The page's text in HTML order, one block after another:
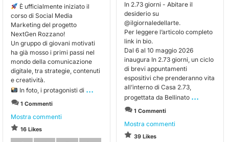
In 2.73 giorni - Abitare il
desiderio su
@ilgiornaledellarte.
Per leggere l’articolo completo
link in bio.
Dal 6 al 10 maggio 2026
inaugura In 2.73 giorni, un ciclo
di brevi appuntamenti
espositivi che prenderanno vita
all’interno di Casa 2.73,
progettata da Bellinato ...
1 Commenti
Mostra commenti
39 Likes
È ufficialmente iniziato il
corso di Social Media
Marketing del progetto
NextGen Rozzano!
Un gruppo di giovani motivati
ha già mosso i primi passi nel
mondo della comunicazione
digitale, tra strategie, contenuti
e creatività.
In foto, i protagonisti di ...
1 Commenti
Mostra commenti
16 Likes